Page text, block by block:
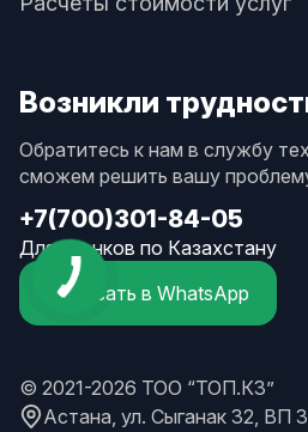
Возникли
Обратитесь к нам в службу
сможем решить вашу
+7(700)301-84-05
Для звонков по Казахстану
Написать в WhatsApp
© 2021-2026 ТОО “ТОП.КЗ”
Астана, ул. Сыганак 32, ВП